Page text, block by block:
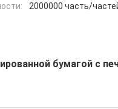
2000000 часть/
бумагой с